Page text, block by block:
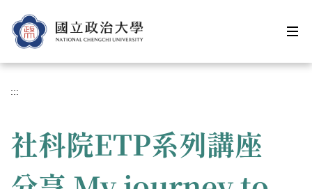
到
主
內
區
:::
社科院ETP系列講座